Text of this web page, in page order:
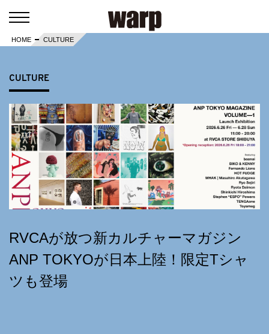
HOME CULTURE
CULTURE
RVCAが放つ新カルチャーマガジン
ANP TOKYOが日本上陸！限定Tシャ
ツも登場